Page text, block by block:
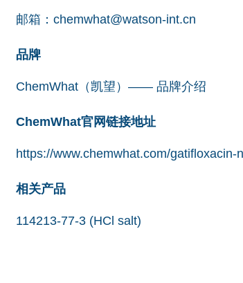
邮箱： chemwhat@watson-int.cn
品牌
ChemWhat（凯望）—— 品牌介绍
ChemWhat官网链接地址
https://www.chemwhat.com/
相关产品
114213-77-3 (HCl salt)